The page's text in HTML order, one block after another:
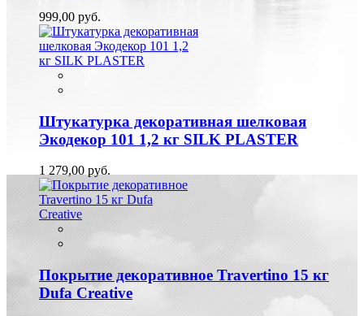
999,00 руб.
Штукатурка декоративная шелковая
Экодекор 101 1,2 кг SILK PLASTER
1 279,00 руб.
Покрытие декоративное Travertino 15 кг
Dufa Creative